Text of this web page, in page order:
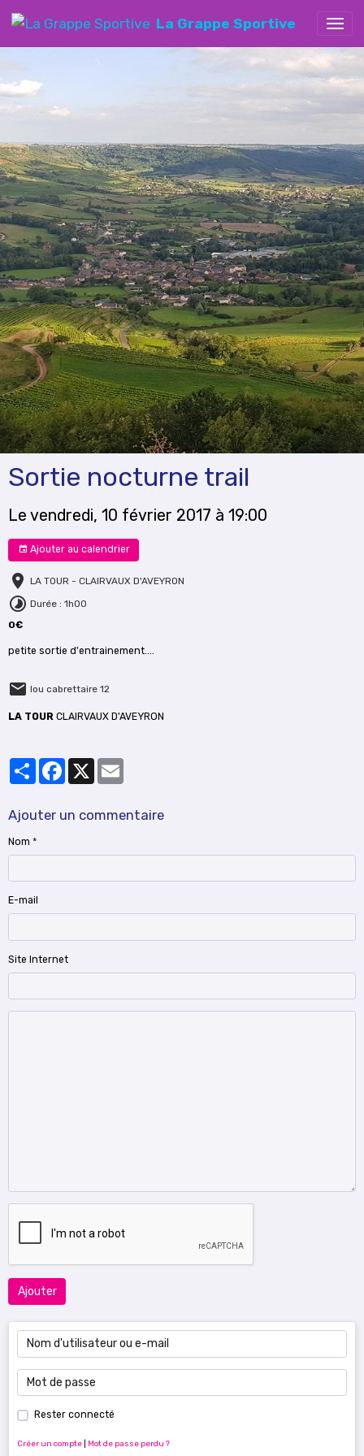
La Grappe Sportive
Sortie nocturne trail
Le vendredi, 10 février 2017 à 19:00
Ajouter au calendrier
LA TOUR - CLAIRVAUX D'AVEYRON
Durée : 1h00
0€
petite sortie d'entrainement....
lou cabrettaire 12
LA TOUR CLAIRVAUX D'AVEYRON
PartagerFacebook
X
Ajouter un commentaire
Nom
E-mail
Site Internet
Ajouter
Rester connecté
Créer un compte Mot de passe perdu ?